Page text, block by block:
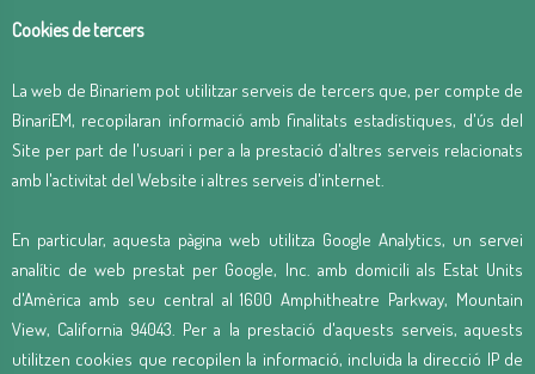
Cookies de tercers
La web de Binariem pot utilitzar serveis de tercers que, per compte de
BinariEM, recopilaran informació amb finalitats estadístiques, d'ús del
Site per part de l'usuari i per a la prestació d'altres serveis relacionats
amb l'activitat del Website i altres serveis d'internet.
En particular, aquesta pàgina web utilitza Google Analytics, un servei
analític de web prestat per Google, Inc. amb domicili als Estat Units
d'Amèrica amb seu central al 1600 Amphitheatre Parkway, Mountain
View, California 94043. Per a la prestació d'aquests serveis, aquests
utilitzen cookies que recopilen la informació, incluida la direcció IP de